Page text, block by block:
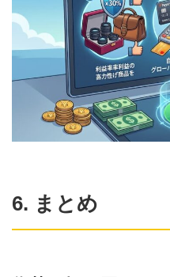
6. まとめ